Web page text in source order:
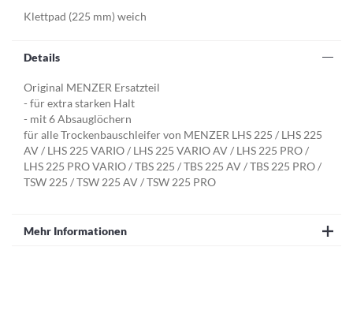
Klettpad (225 mm) weich
Details
Original MENZER Ersatzteil
- für extra starken Halt
- mit 6 Absauglöchern
für alle Trockenbauschleifer von MENZER LHS 225 / LHS 225
AV / LHS 225 VARIO / LHS 225 VARIO AV / LHS 225 PRO /
LHS 225 PRO VARIO / TBS 225 / TBS 225 AV / TBS 225 PRO /
TSW 225 / TSW 225 AV / TSW 225 PRO
Mehr Informationen